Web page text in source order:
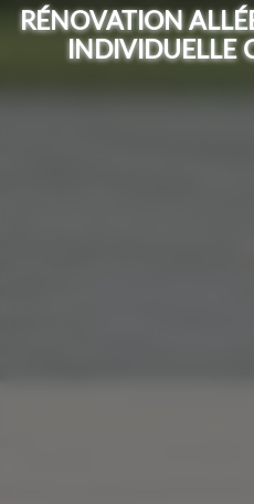
RÉNOVATION
INDIVIDUELLE